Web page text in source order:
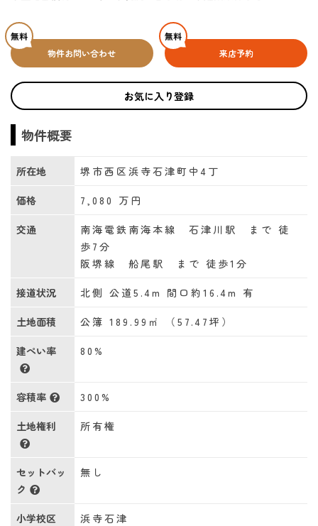
無料
物件お問い合わせ
無料
来店予約
お気に入り登録
物件概要
所在地 堺市西区浜寺石津町中4丁
価格 7,080 万円
交通
南海電鉄南海本線 石津川駅 まで 徒
歩7分
阪堺線 船尾駅 まで 徒歩1分
接道状況 北側 公道5.4m 間口約16.4m 有
土地面積 公簿 189.99㎡ （57.47坪）
建ぺい率 80%
容積率 300%
土地権利 所有権
セットバッ
ク
無し
小学校区 浜寺石津